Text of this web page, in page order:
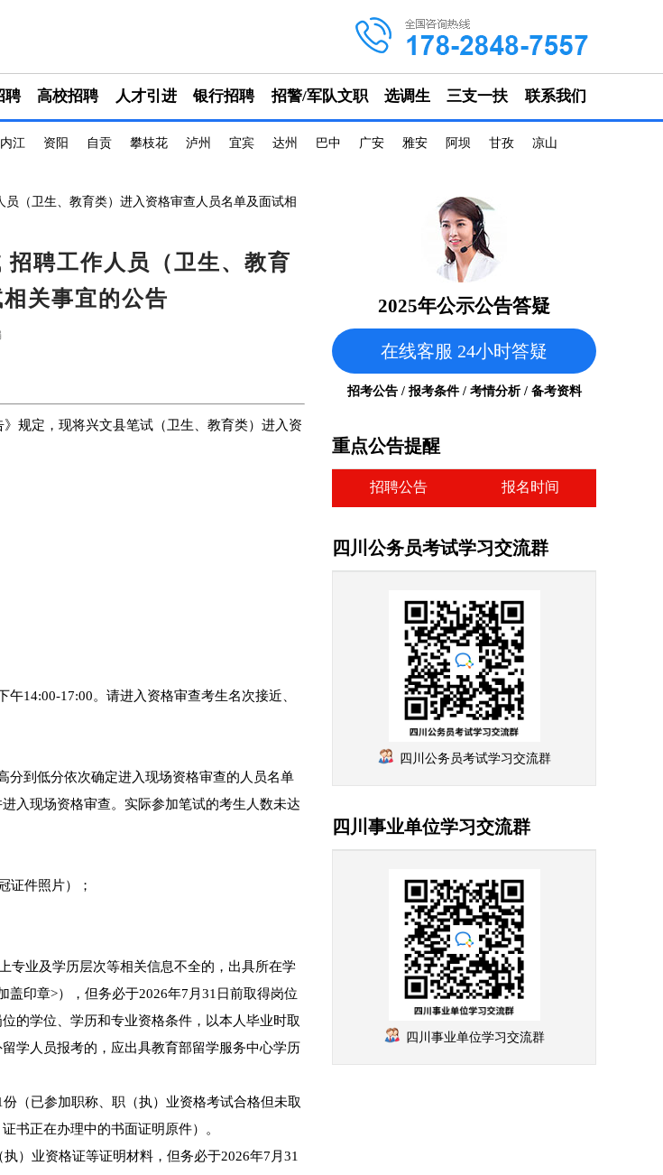
聘 高校招聘 人才引进 银行招聘 招警/军队文职 选调生 三支一扶 联系我们
内江 资阳 自贡 攀枝花 泸州 宜宾 达州 巴中 广安 雅安 阿坝 甘孜 凉山
（卫生、教育类）进入资格审查人员名单及面试相
聘工作人员（卫生、教育
关事宜的公告
规定，现将兴文县笔试（卫生、教育类）进入资
14:00-17:00。请进入资格审查考生名次接近、
分到低分依次确定进入现场资格审查的人员名单
入现场资格审查。实际参加笔试的考生人数未达
证件照片）；
专业及学历层次等相关信息不全的，出具所在学
印章>），但务必于2026年7月31日前取得岗位
的学位、学历和专业资格条件，以本人毕业时取
学人员报考的，应出具教育部留学服务中心学历
（已参加职称、职（执）业资格考试合格但未取
书正在办理中的书面证明原件）。
）业资格证等证明材料，但务必于2026年7月31
2025年公示公告答疑
在线客服 24小时答疑
招考公告 / 报考条件 / 考情分析 / 备考资料
重点公告提醒
招聘公告 报名时间
四川公务员考试学习交流群
四川公务员考试学习交流群
四川事业单位学习交流群
四川事业单位学习交流群